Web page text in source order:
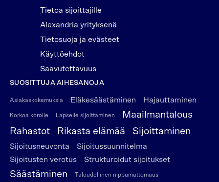
Tietoa sijoittajille
Alexandria yrityksenä
Tietosuoja ja evästeet
Käyttöehdot
Saavutettavuus
SUOSITTUJA AIHESANOJA
Asiakaskokemuksia Eläkesäästäminen Hajauttaminen
Korkoa korolle Lapselle sijoittaminen
Maailmantalous
Rahastot
Rikasta elämää Sijoittaminen
Sijoitusneuvonta
Sijoitussuunnitelma
Sijoitusten verotus
Strukturoidut sijoitukset
Säästäminen Taloudellinen riippumattomuus